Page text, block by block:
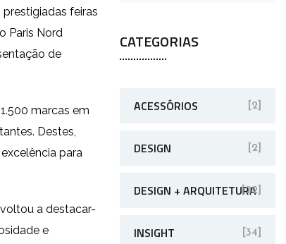
feiras
Paris Nord
de
marcas em
Destes,
para
a destacar-
e
CATEGORIAS
ACESSÓRIOS [2]
DESIGN [2]
DESIGN + ARQUITETURA
[22]
INSIGHT [34]